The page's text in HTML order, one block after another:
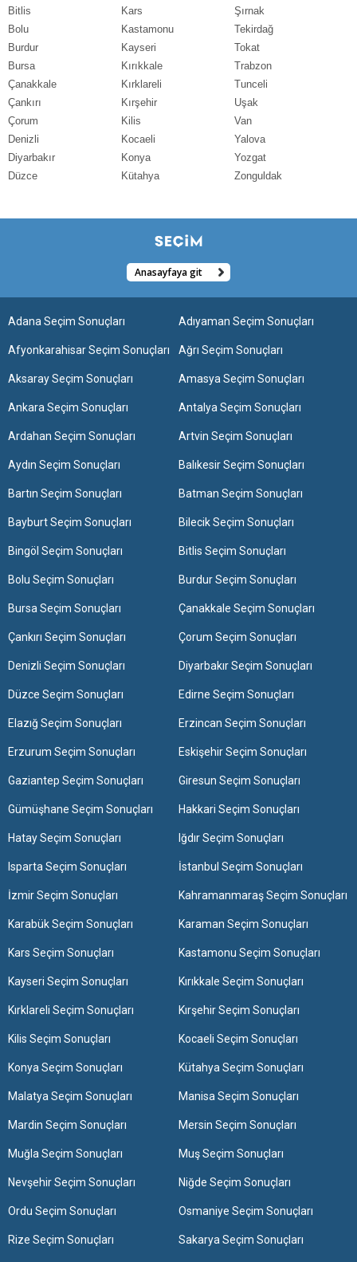
Bitlis
Bolu
Burdur
Bursa
Çanakkale
Çankırı
Çorum
Denizli
Diyarbakır
Düzce
Kars
Kastamonu
Kayseri
Kırıkkale
Kırklareli
Kırşehir
Kilis
Kocaeli
Konya
Kütahya
Şırnak
Tekirdağ
Tokat
Trabzon
Tunceli
Uşak
Van
Yalova
Yozgat
Zonguldak
Anasayfaya git
Adana Seçim Sonuçları Adıyaman Seçim Sonuçları
Afyonkarahisar Seçim Sonuçları Ağrı Seçim Sonuçları
Aksaray Seçim Sonuçları Amasya Seçim Sonuçları
Ankara Seçim Sonuçları Antalya Seçim Sonuçları
Ardahan Seçim Sonuçları Artvin Seçim Sonuçları
Aydın Seçim Sonuçları Balıkesir Seçim Sonuçları
Bartın Seçim Sonuçları Batman Seçim Sonuçları
Bayburt Seçim Sonuçları Bilecik Seçim Sonuçları
Bingöl Seçim Sonuçları Bitlis Seçim Sonuçları
Bolu Seçim Sonuçları Burdur Seçim Sonuçları
Bursa Seçim Sonuçları Çanakkale Seçim Sonuçları
Çankırı Seçim Sonuçları Çorum Seçim Sonuçları
Denizli Seçim Sonuçları Diyarbakır Seçim Sonuçları
Düzce Seçim Sonuçları Edirne Seçim Sonuçları
Elazığ Seçim Sonuçları Erzincan Seçim Sonuçları
Erzurum Seçim Sonuçları Eskişehir Seçim Sonuçları
Gaziantep Seçim Sonuçları Giresun Seçim Sonuçları
Gümüşhane Seçim Sonuçları Hakkari Seçim Sonuçları
Hatay Seçim Sonuçları Iğdır Seçim Sonuçları
Isparta Seçim Sonuçları İstanbul Seçim Sonuçları
İzmir Seçim Sonuçları Kahramanmaraş Seçim Sonuçları
Karabük Seçim Sonuçları Karaman Seçim Sonuçları
Kars Seçim Sonuçları Kastamonu Seçim Sonuçları
Kayseri Seçim Sonuçları Kırıkkale Seçim Sonuçları
Kırklareli Seçim Sonuçları Kırşehir Seçim Sonuçları
Kilis Seçim Sonuçları Kocaeli Seçim Sonuçları
Konya Seçim Sonuçları Kütahya Seçim Sonuçları
Malatya Seçim Sonuçları Manisa Seçim Sonuçları
Mardin Seçim Sonuçları Mersin Seçim Sonuçları
Muğla Seçim Sonuçları Muş Seçim Sonuçları
Nevşehir Seçim Sonuçları Niğde Seçim Sonuçları
Ordu Seçim Sonuçları Osmaniye Seçim Sonuçları
Rize Seçim Sonuçları Sakarya Seçim Sonuçları